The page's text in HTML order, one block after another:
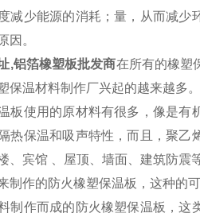
减少能源的消耗；量，从而减
因。
,铝箔橡塑板批发商在所有的橡塑
保温材料制作厂兴起的越来越多。
板使用的原材料有很多，像是
热保温和吸声特性，而且，聚
、宾馆 、屋顶、墙面、建筑防震
制作的防火橡塑保温板，这种的
制作而成的防火橡塑保温板，